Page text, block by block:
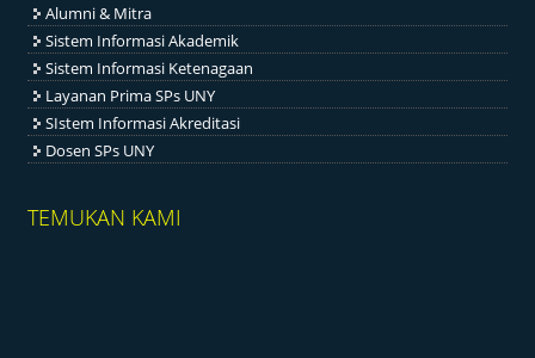
Alumni & Mitra
Sistem Informasi Akademik
Sistem Informasi Ketenagaan
Layanan Prima SPs UNY
SIstem Informasi Akreditasi
Dosen SPs UNY
TEMUKAN KAMI